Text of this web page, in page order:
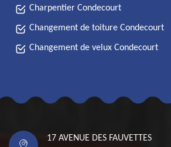
Charpentier Condecourt
Changement de toiture Condecourt
Changement de velux Condecourt
17 AVENUE DES FAUVETTES